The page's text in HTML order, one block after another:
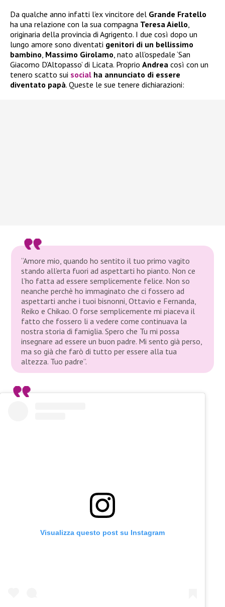
Da qualche anno infatti l’ex vincitore del Grande Fratello
ha una relazione con la sua compagna Teresa Aiello,
originaria della provincia di Agrigento. I due così dopo un
lungo amore sono diventati genitori di un bellissimo
bambino, Massimo Girolamo, nato all’ospedale ‘San
Giacomo D’Altopasso’ di Licata. Proprio Andrea così con un
tenero scatto sui social ha annunciato di essere
diventato papà. Queste le sue tenere dichiarazioni:
“Amore mio, quando ho sentito il tuo primo vagito
stando all’erta fuori ad aspettarti ho pianto. Non ce
l’ho fatta ad essere semplicemente felice. Non so
neanche perchè ho immaginato che ci fossero ad
aspettarti anche i tuoi bisnonni, Ottavio e Fernanda,
Reiko e Chikao. O forse semplicemente mi piaceva il
fatto che fossero li a vedere come continuava la
nostra storia di famiglia. Spero che Tu mi possa
insegnare ad essere un buon padre. Mi sento già perso,
ma so già che farò di tutto per essere alla tua
altezza. Tuo padre”.
Visualizza questo post su Instagram